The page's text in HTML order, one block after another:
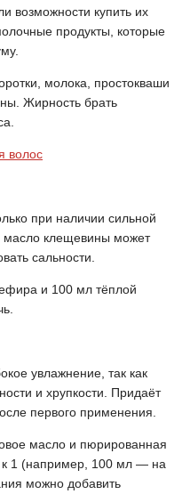
возможности купить их
продукты, которые
молока, простокваши
Жирность брать
волос
при наличии сильной
масло клещевины может
сальности.
и 100 мл тёплой
увлажнение, так как
и хрупкости. Придаёт
первого применения.
масло и пюрированная
к 1 (например, 100 мл — на
можно добавить